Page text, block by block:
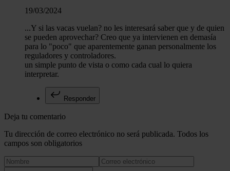
19/03/2024
...Y si las vacas vuelan? no les interesará saber que y de quien
se pueden aprovechar? Creo que ya intervienen en demasía
para lo "poco" que aparentemente ganan personalmente los
reguladores y controladores.
un simple punto de vista o como cada cual lo quiera
interpretar.
Responder
Deja tu comentario
Tu dirección de correo electrónico no será publicada. Todos los
campos son obligatorios